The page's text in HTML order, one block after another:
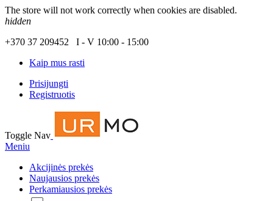
The store will not work correctly when cookies are disabled.
hidden
+370 37 209452 I - V 10:00 - 15:00
Kaip mus rasti
Prisijungti
Registruotis
Toggle Nav
Meniu
Akcijinės prekės
Naujausios prekės
Perkamiausios prekės